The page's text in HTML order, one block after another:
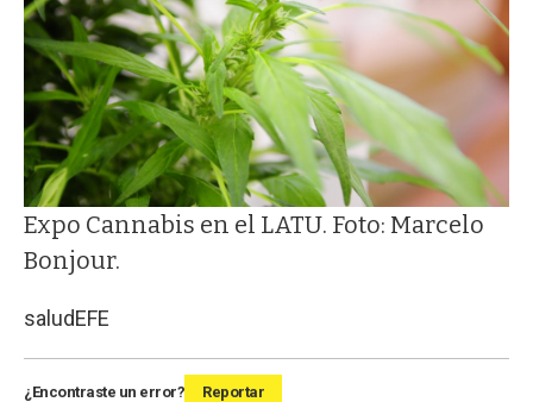
Expo Cannabis en el LATU. Foto: Marcelo
Bonjour.
saludEFE
¿Encontraste un error? Reportar